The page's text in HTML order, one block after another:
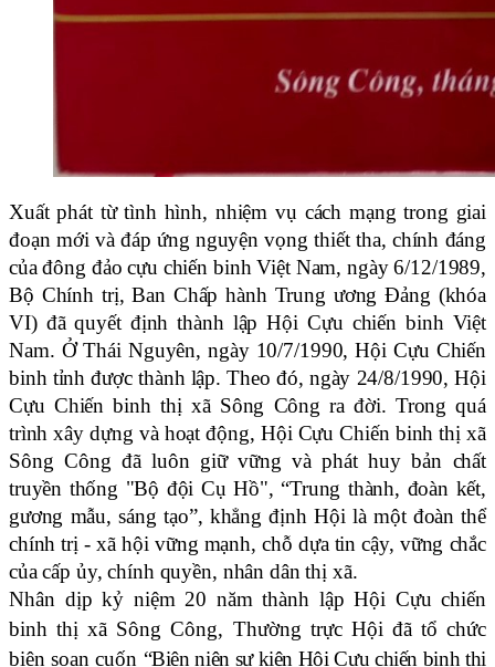
Xuất phát từ tình hình, nhiệm vụ cách mạng trong giai
đoạn mới và đáp ứng nguyện vọng thiết tha, chính đáng
của đông đảo cựu chiến binh Việt Nam, ngày 6/12/1989,
Bộ Chính trị, Ban Chấp hành Trung ương Đảng (khóa
VI) đã quyết định thành lập Hội Cựu chiến binh Việt
Nam. Ở Thái Nguyên, ngày 10/7/1990, Hội Cựu Chiến
binh tỉnh được thành lập. Theo đó, ngày 24/8/1990, Hội
Cựu Chiến binh thị xã Sông Công ra đời. Trong quá
trình xây dựng và hoạt động, Hội Cựu Chiến binh thị xã
Sông Công đã luôn giữ vững và phát huy bản chất
truyền thống "Bộ đội Cụ Hồ", “Trung thành, đoàn kết,
gương mẫu, sáng tạo”, khẳng định Hội là một đoàn thể
chính trị - xã hội vững mạnh, chỗ dựa tin cậy, vững chắc
của cấp ủy, chính quyền, nhân dân thị xã.
Nhân dịp kỷ niệm 20 năm thành lập Hội Cựu chiến
binh thị xã Sông Công, Thường trực Hội đã tổ chức
biên soạn cuốn “Biên niên sự kiện Hội Cựu chiến binh thị